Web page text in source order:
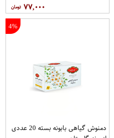
۷۷,۰۰۰
4%
دمنوش گیاهی بابونه بسته 20 عددی